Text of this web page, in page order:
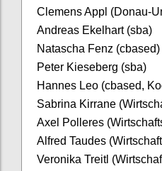
Clemens Appl (Donau-
Andreas Ekelhart (sba)
Natascha Fenz (cbased)
Peter Kieseberg (sba)
Hannes Leo (cbased,
Sabrina Kirrane
Axel Polleres
Alfred Taudes
Veronika Treitl